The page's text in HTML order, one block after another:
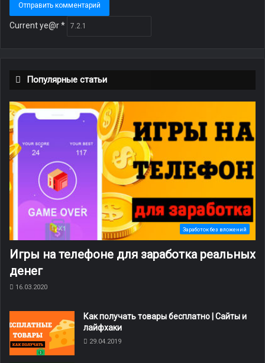
Current ye@r*
Популярные статьи
Заработок без вложений
Игры на телефоне для заработка реальных
денег
16.03.2020
Как получать товары бесплатно | Сайты и
лайфхаки
29.04.2019